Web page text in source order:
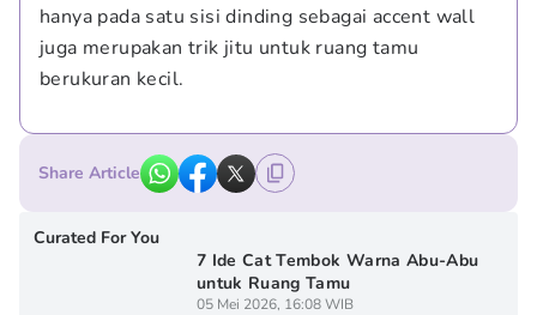
hanya pada satu sisi dinding sebagai accent wall
juga merupakan trik jitu untuk ruang tamu
berukuran kecil.
Share Article
Curated For You
7 Ide Cat Tembok Warna Abu-Abu
untuk Ruang Tamu
05 Mei 2026, 16:08 WIB